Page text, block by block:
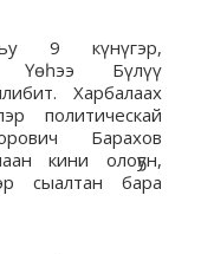
9 күнүгэр,
Үөһээ Бүлүү
Харбалаах
политическай
Барахов
кини олоҕун,
сыалтан бара